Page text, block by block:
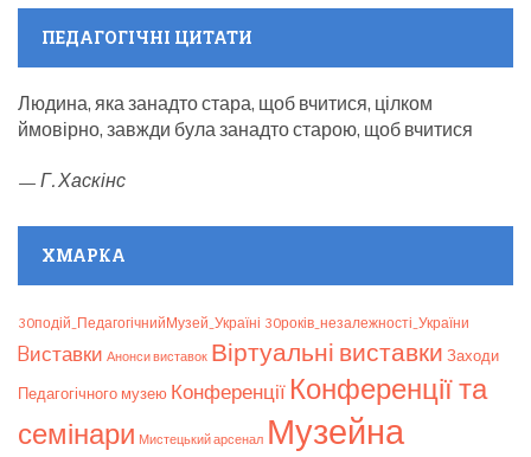
ПЕДАГОГІЧНІ ЦИТАТИ
Людина, яка занадто стара, щоб вчитися, цілком
ймовірно, завжди була занадто старою, щоб вчитися
—Г. Хаскінс
ХМАРКА
30подій_ПедагогічнийМузей_Україні 30років_незалежності_України
Bиставки Анонси виставок Віртуальні виставки Заходи
Педагогічного музею Конференції Конференції та
семінари Мистецький арсенал Музейна